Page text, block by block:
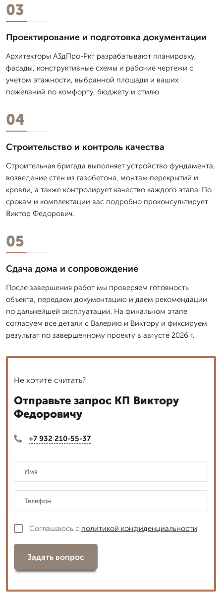
03
Проектирование и подготовка документации
Архитекторы А3дПро-Ркт разрабатывают планировку,
фасады, конструктивные схемы и рабочие чертежи с
учетом этажности, выбранной площади и ваших
пожеланий по комфорту, бюджету и стилю.
04
Строительство и контроль качества
Строительная бригада выполняет устройство фундамента,
возведение стен из газобетона, монтаж перекрытий и
кровли, а также контролирует качество каждого этапа. По
срокам и комплектации вас подробно проконсультирует
Виктор Федорович.
05
Сдача дома и сопровождение
После завершения работ мы проверяем готовность
объекта, передаем документацию и даем рекомендации
по дальнейшей эксплуатации. На финальном этапе
согласуем все детали с Валерию и Виктору и фиксируем
результат по завершенному проекту в августе 2026 г.
Не хотите считать?
Отправьте запрос КП Виктору
Федоровичу
+7 932 210-55-37
Соглашаюсь с политикой конфиденциальности
Задать вопрос